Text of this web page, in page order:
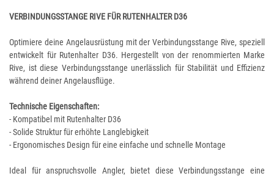
VERBINDUNGSSTANGE RIVE FÜR RUTENHALTER D36
Optimiere deine Angelausrüstung mit der Verbindungsstange Rive, speziell
entwickelt für Rutenhalter D36. Hergestellt von der renommierten Marke
Rive, ist diese Verbindungsstange unerlässlich für Stabilität und Effizienz
während deiner Angelausflüge.
Technische Eigenschaften:
- Kompatibel mit Rutenhalter D36
- Solide Struktur für erhöhte Langlebigkeit
- Ergonomisches Design für eine einfache und schnelle Montage
Ideal für anspruchsvolle Angler, bietet diese Verbindungsstange eine